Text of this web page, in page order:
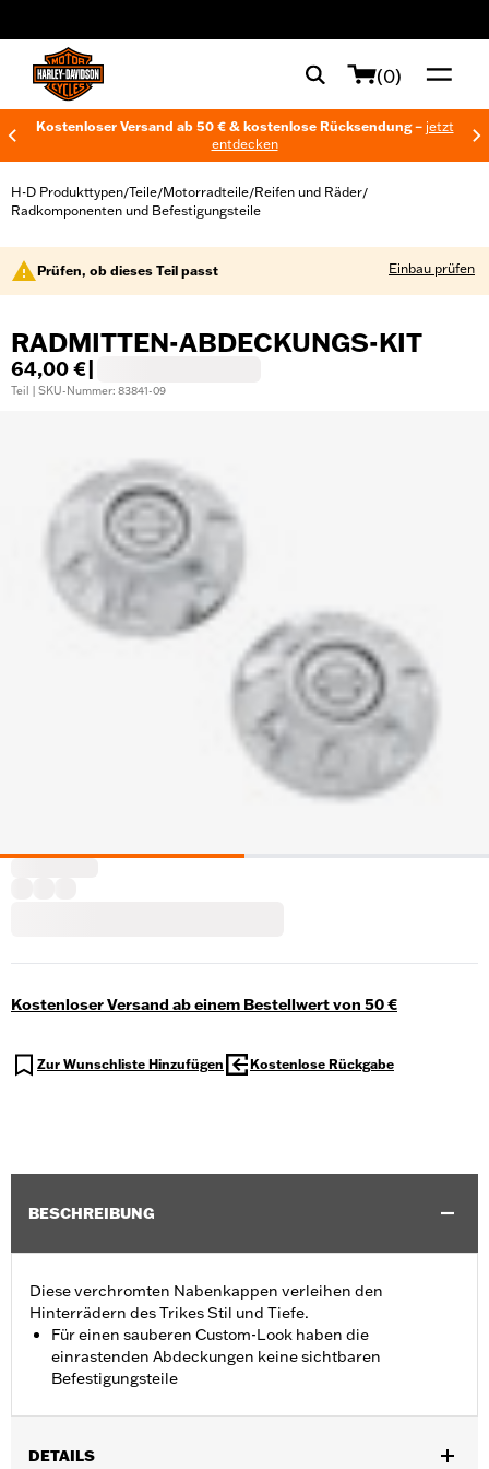
(0)
Kostenloser Versand ab 50 € & kostenlose Rücksendung – jetzt
entdecken
H-D Produkttypen/Teile/Motorradteile/Reifen und Räder/
Radkomponenten und Befestigungsteile
Prüfen, ob dieses Teil passt Einbau prüfen
RADMITTEN-ABDECKUNGS-KIT
64,00 €
Teil | SKU-Nummer: 83841-09
Kostenloser Versand ab einem Bestellwert von 50 €
Zur Wunschliste Hinzufügen Kostenlose Rückgabe
BESCHREIBUNG
Diese verchromten Nabenkappen verleihen den
Hinterrädern des Trikes Stil und Tiefe.
Für einen sauberen Custom-Look haben die
einrastenden Abdeckungen keine sichtbaren
Befestigungsteile
DETAILS